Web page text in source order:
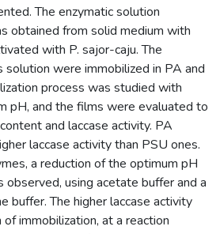
The enzymatic solution
obtained from solid medium with
with P. sajor-caju. The
were immobilized in PA and
process was studied with
pH, and the films were evaluated to
and laccase activity. PA
laccase activity than PSU ones.
a reduction of the optimum pH
observed, using acetate buffer and a
buffer. The higher laccase activity
immobilization, at a reaction